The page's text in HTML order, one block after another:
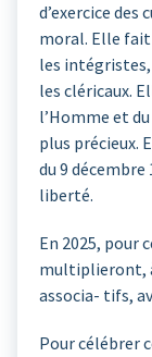
d’exercice
moral. Elle fait
les
les cléricaux.
l’Homme et
plus précieux.
du 9
liberté.
En 2025, pour
multiplieront,
associa- tifs,
Pour célébrer